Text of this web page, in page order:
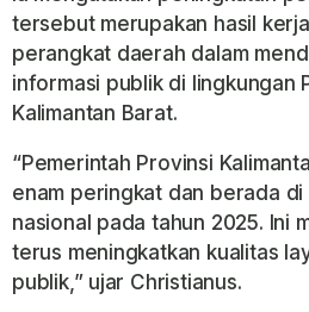
tersebut merupakan hasil
perangkat daerah dalam
informasi publik di lingkungan
Kalimantan Barat.
“Pemerintah Provinsi
enam peringkat dan berada di
nasional pada tahun 2025. Ini
terus meningkatkan kualitas
publik,” ujar Christianus.